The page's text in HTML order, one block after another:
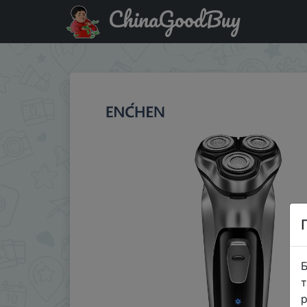
Код на знижку $1/$10 ENCHEN BlackStone Electric
ChinaGoodBuy